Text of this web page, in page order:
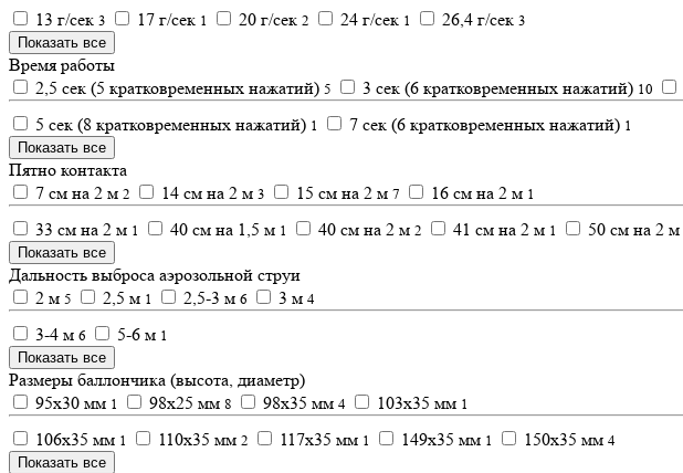
13 г/сек 3 17 г/сек 1 20 г/сек 2 24 г/сек 1 26,4 г/сек 3
Показать все
Время работы
2,5 сек (5 кратковременных нажатий) 5 3 сек (6 кратковременных нажатий) 10
5 сек (8 кратковременных нажатий) 1 7 сек (6 кратковременных нажатий) 1
Показать все
Пятно контакта
7 см на 2 м 2 14 см на 2 м 3 15 см на 2 м 7 16 см на 2 м 1
33 см на 2 м 1 40 см на 1,5 м 1 40 см на 2 м 2 41 см на 2 м 1 50 см на 2 м
Показать все
Дальность выброса аэрозольной струи
2 м 5 2,5 м 1 2,5-3 м 6 3 м 4
3-4 м 6 5-6 м 1
Показать все
Размеры баллончика (высота, диаметр)
95x30 мм 1 98x25 мм 8 98x35 мм 4 103x35 мм 1
106x35 мм 1 110x35 мм 2 117x35 мм 1 149x35 мм 1 150x35 мм 4
Показать все